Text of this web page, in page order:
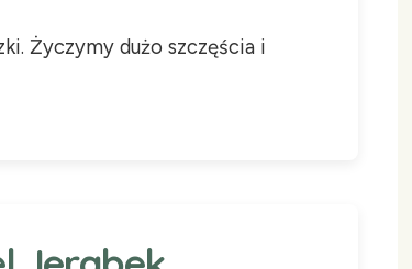
Życzymy dużo szczęścia i